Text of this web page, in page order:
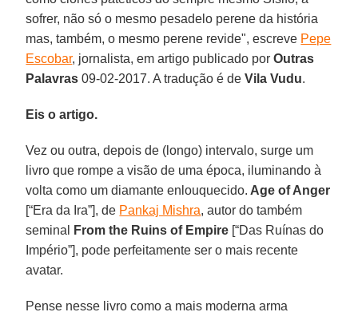
sofrer, não só o mesmo pesadelo perene da história
mas, também, o mesmo perene revide", escreve Pepe
Escobar, jornalista, em artigo publicado porOutras
Palavras 09-02-2017. A tradução é deVila Vudu.
Eis o artigo.
Vez ou outra, depois de (longo) intervalo, surge um
livro que rompe a visão de uma época, iluminando à
volta como um diamante enlouquecido. Age of Anger
[“Era da Ira”], de Pankaj Mishra, autor do também
seminal
From the Ruins of Empire [“Das Ruínas do
Império”], pode perfeitamente ser o mais recente
avatar.
Pense nesse livro como a mais moderna arma